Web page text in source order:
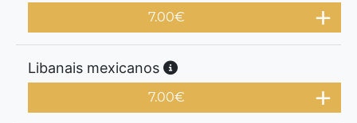
7.00€
Libanais mexicanos
7.00€